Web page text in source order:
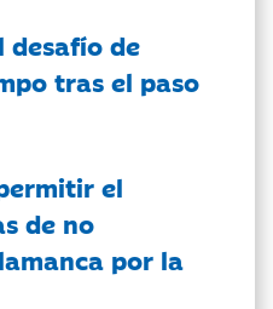
desafío de
tras el paso
el
de no
por la